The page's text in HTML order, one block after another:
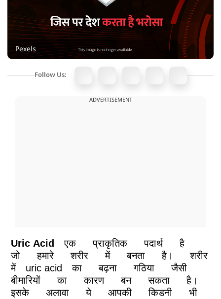
Pexels
Follow Us:
ADVERTISEMENT
Uric Acid एक प्राकृतिक पदार्थ
है
जो
हमारे शरीर में बनता है।
शरीर
में
uric acid का बढ़ना गठिया
जैसी
बीमारियों
का कारण बन सकता
है।
इसके
अलावा ये आपकी किडनी
भी